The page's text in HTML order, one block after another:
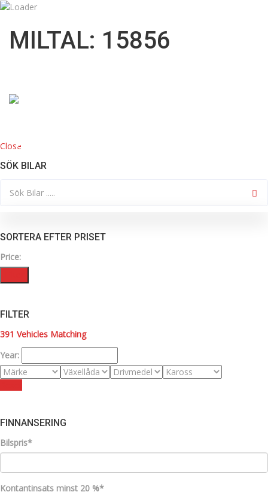
HOME
MILTAL: 15856
Close
SÖK BILAR
SORTERA EFTER PRISET
Price:
FILTER
391 Vehicles Matching
Year:
FINNANSERING
Bilspris*
Kontantinsats minst 20 %*